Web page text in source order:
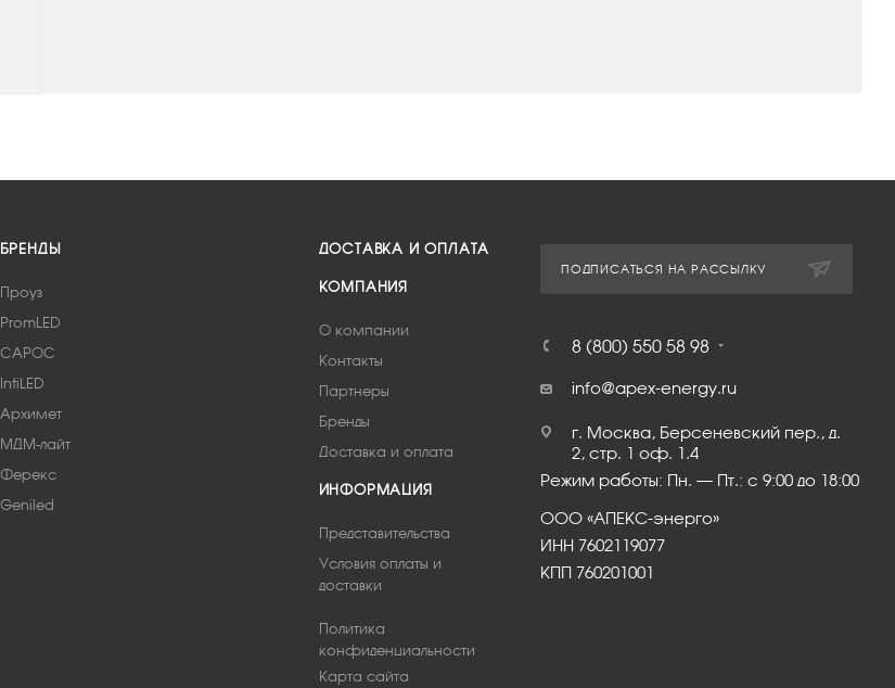
БРЕНДЫ
Проуз
PromLED
САРОС
IntiLED
Архимет
МДМ-лайт
Ферекс
Geniled
ДОСТАВКА И ОПЛАТА
КОМПАНИЯ
О компании
Контакты
Партнеры
Бренды
Доставка и оплата
ИНФОРМАЦИЯ
Представительства
Условия оплаты и
доставки
Политика
конфиденциальности
Карта сайта
ПОДПИСАТЬСЯ НА РАССЫЛКУ
8 (800) 550 58 98
info@apex-energy.ru
г. Москва, Берсеневский пер., д.
2, стр. 1 оф. 1.4
Режим работы: Пн. – Пт.: с 9:00 до 18:00
ООО «АПЕКС-энерго»
ИНН 7602119077
КПП 760201001